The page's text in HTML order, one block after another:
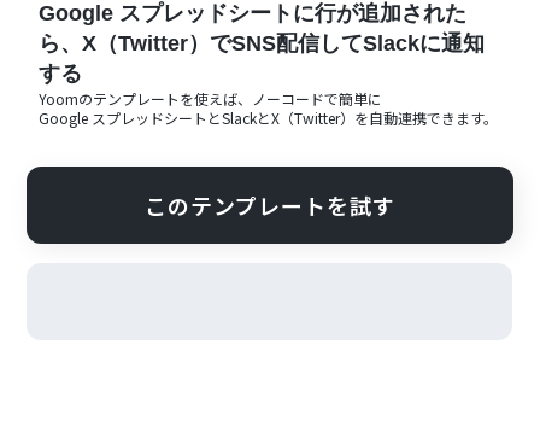
Google スプレッドシートに行が追加された
ら、X（Twitter）でSNS配信してSlackに通知
する
Yoomのテンプレートを使えば、ノーコードで簡単に
Google スプレッドシート とSlackとX（Twitter） を自動連携できます。
このテンプレートを試す